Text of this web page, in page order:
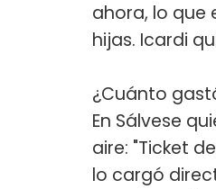
ahora, lo que
hijas. Icardi
¿Cuánto
En Sálvese
aire: "Ticket
lo cargó